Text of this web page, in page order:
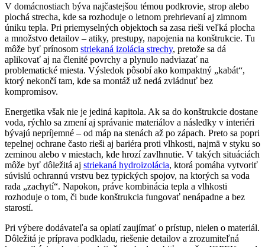
V domácnostiach býva najčastejšou témou podkrovie, strop alebo
plochá strecha, kde sa rozhoduje o letnom prehrievaní aj zimnom
úniku tepla. Pri priemyselných objektoch sa zasa rieši veľká plocha
a množstvo detailov – atiky, prestupy, napojenia na konštrukcie. Tu
môže byť prínosom striekaná izolácia strechy, pretože sa dá
aplikovať aj na členité povrchy a plynulo nadviazať na
problematické miesta. Výsledok pôsobí ako kompaktný „kabát“,
ktorý nekončí tam, kde sa montáž už nedá zvládnuť bez
kompromisov.
Energetika však nie je jediná kapitola. Ak sa do konštrukcie dostane
voda, rýchlo sa zmení aj správanie materiálov a následky v interiéri
bývajú nepríjemné – od máp na stenách až po zápach. Preto sa popri
tepelnej ochrane často rieši aj bariéra proti vlhkosti, najmä v styku so
zeminou alebo v miestach, kde hrozí zavlhnutie. V takých situáciách
môže byť dôležitá aj striekaná hydroizolácia, ktorá pomáha vytvoriť
súvislú ochrannú vrstvu bez typických spojov, na ktorých sa voda
rada „zachytí“. Napokon, práve kombinácia tepla a vlhkosti
rozhoduje o tom, či bude konštrukcia fungovať nenápadne a bez
starostí.
Pri výbere dodávateľa sa oplatí zaujímať o prístup, nielen o materiál.
Dôležitá je príprava podkladu, riešenie detailov a zrozumiteľná